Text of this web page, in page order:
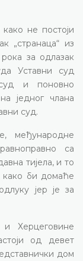
не постоји
„странаца“ из
за одлазак
Уставни суд
и поновно
једног члана
суд.
међународне
са
тијела, и то
како би домаће
јер је за
Херцеговине
од девет
дом